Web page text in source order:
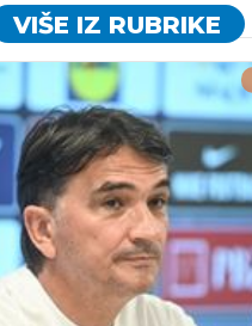
VIŠE IZ RUBRIKE